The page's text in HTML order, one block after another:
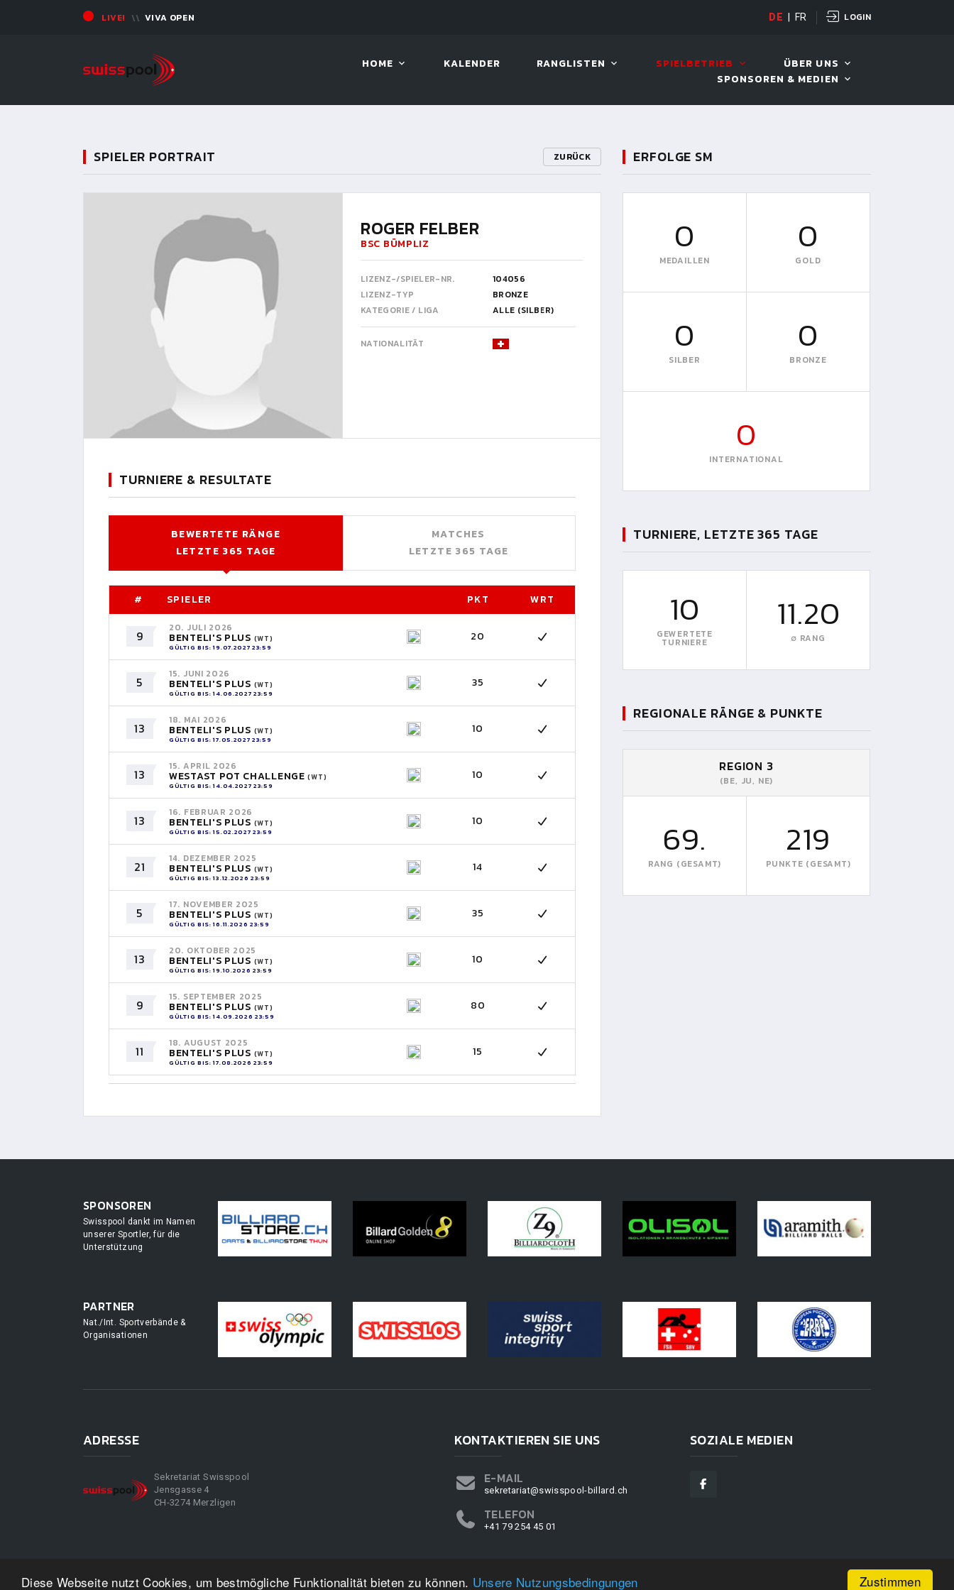
Zustimmen
Diese Webseite nutzt Cookies, um bestmögliche Funktionalität bieten zu können. Unsere Nutzungsbedingungen
LIVE! VIVA OPEN LIVE! VIVA OPEN
DE FR LOGIN
HOME KALENDER RANGLISTEN SPIELBETRIEB
ÜBER UNS
SPONSOREN & MEDIEN
SPIELER PORTRAIT ZURÜCK
ROGER FELBER
BSC BÜMPLIZ
LIZENZ-/SPIELER-NR.
104056
LIZENZ-TYP
BRONZE
KATEGORIE / LIGA
ALLE (SILBER)
NATIONALITÄT
TURNIERE & RESULTATE
BEWERTETE RÄNGE
LETZTE 365 TAGE
MATCHES
LETZTE 365 TAGE
# SPIELER PKT WRT
9
20. JULI 2026
BENTELI'S PLUS (WT)
GÜLTIG BIS: 19.07.2027 23:59
20
5
15. JUNI 2026
BENTELI'S PLUS (WT)
GÜLTIG BIS: 14.06.2027 23:59
35
13
18. MAI 2026
BENTELI'S PLUS (WT)
GÜLTIG BIS: 17.05.2027 23:59
10
13
15. APRIL 2026
WESTAST POT CHALLENGE(WT)
GÜLTIG BIS: 14.04.2027 23:59
10
13
16. FEBRUAR 2026
BENTELI'S PLUS (WT)
GÜLTIG BIS: 15.02.2027 23:59
10
21
14. DEZEMBER 2025
BENTELI'S PLUS (WT)
GÜLTIG BIS: 13.12.2026 23:59
14
5
17. NOVEMBER 2025
BENTELI'S PLUS (WT)
GÜLTIG BIS: 16.11.2026 23:59
35
13
20. OKTOBER 2025
BENTELI'S PLUS (WT)
GÜLTIG BIS: 19.10.2026 23:59
10
9
15. SEPTEMBER 2025
BENTELI'S PLUS (WT)
GÜLTIG BIS: 14.09.2026 23:59
80
11
18. AUGUST 2025
BENTELI'S PLUS (WT)
GÜLTIG BIS: 17.08.2026 23:59
15
ERFOLGE SM
0
MEDAILLEN
0
GOLD
0
SILBER
0
BRONZE
0
INTERNATIONAL
TURNIERE, LETZTE 365 TAGE
10
GEWERTETE
TURNIERE
11.20
∅ RANG
REGIONALE RÄNGE & PUNKTE
REGION 3
(BE, JU, NE)
69.
RANG (GESAMT)
219
PUNKTE (GESAMT)
SPONSOREN
Swisspool dankt im Namen
unserer Sportler, für die
Unterstützung
PARTNER
Nat./Int. Sportverbände &
Organisationen
ADRESSE
Sekretariat Swisspool
Jensgasse 4
CH-3274 Merzligen
KONTAKTIEREN SIE UNS
E-MAIL
sekretariat@swisspool-billard.ch
TELEFON
+41 79 254 45 01
SOZIALE MEDIEN
SWISSPOOL ©2026| DESIGN BYWPPN|UNSERE NUTZUNGSBEDINGUNGEN|